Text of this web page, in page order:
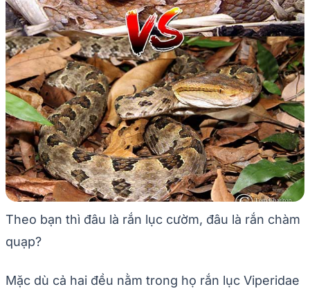
Theo bạn thì đâu là rắn lục cườm, đâu là rắn chàm
quạp?
Mặc dù cả hai đều nằm trong họ rắn lục Viperidae